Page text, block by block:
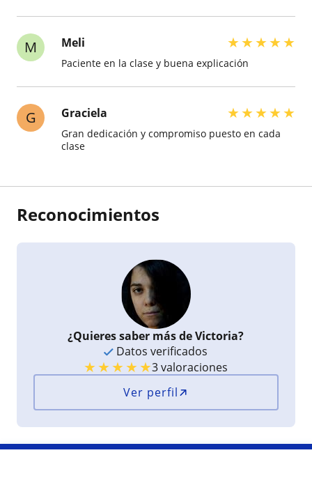
M Meli ★★★★★
Paciente en la clase y buena explicación
G Graciela ★★★★★
Gran dedicación y compromiso puesto en cada
clase
Reconocimientos
¿Quieres saber más de Victoria?
Datos verificados
★★★★★3 valoraciones
Ver perfil